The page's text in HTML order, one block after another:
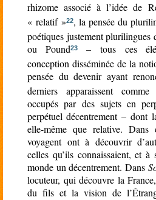
rhizome associé à l’idée de
« relatif »22, la pensée du
poétiques justement plurilingues
ou Pound23
– tous ces
conception disséminée de la
pensée du devenir ayant
derniers apparaissent comme
occupés par des sujets en
perpétuel décentrement – dont
elle-même que relative.
voyagent ont à découvrir
celles qu’ils connaissaient, et
monde un décentrement. Dans
locuteur, qui découvre la
du fils et la vision de